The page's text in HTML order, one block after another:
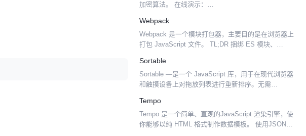
加密算法。 在线演示：
括： MD...
Webpack
Webpack 是一个模块打包器，主要目的是在浏览器上
打包 JavaScript 文件。 TL;DR 捆绑 ES 模块、
运行时异步加载的单个...
Sortable
Sortable —是一个 JavaScript 库，用于在现代浏览器
和触摸设备上对拖放列表进行重新排序。无需
Polymer、Vue...
Tempo
Tempo 是一个简单、直观的JavaScript 渲染引擎，使
你能够以纯 HTML 格式制作数据模板。 使用JSON作